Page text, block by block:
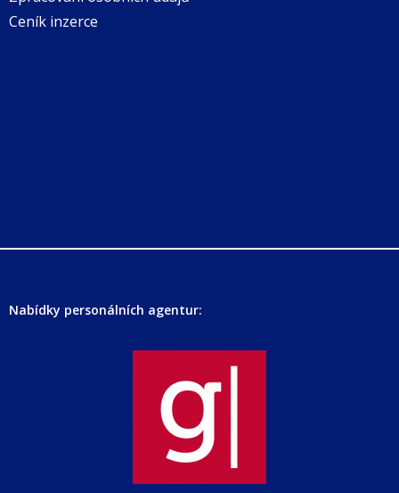
Ceník inzerce
Nabídky personálních agentur: